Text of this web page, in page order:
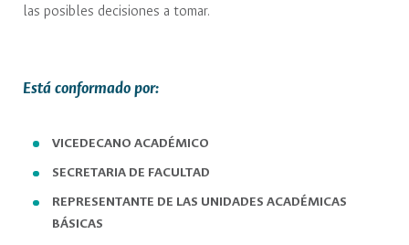
las posibles decisiones a tomar.
Está conformado por:
VICEDECANO ACADÉMICO
SECRETARIA DE FACULTAD
REPRESENTANTE DE LAS UNIDADES ACADÉMICAS
BÁSICAS